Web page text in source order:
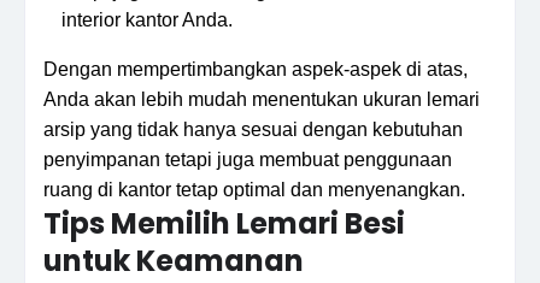
interior kantor Anda.
Dengan mempertimbangkan aspek-aspek di atas,
Anda akan lebih mudah menentukan ukuran lemari
arsip yang tidak hanya sesuai dengan kebutuhan
penyimpanan tetapi juga membuat penggunaan
ruang di kantor tetap optimal dan menyenangkan.
Tips Memilih Lemari Besi
untuk Keamanan